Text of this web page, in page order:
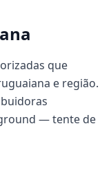
que
e região.
— tente de